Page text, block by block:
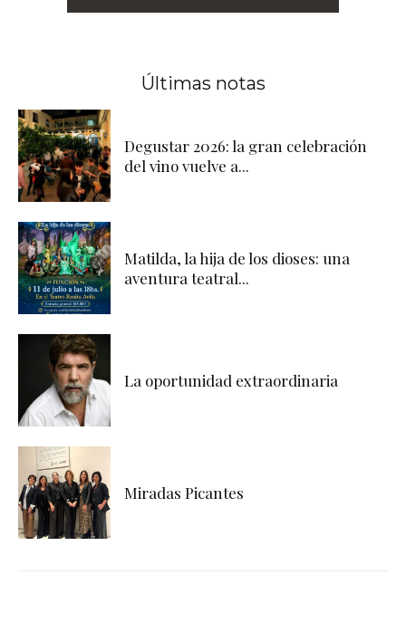
Últimas notas
Degustar 2026: la gran celebración
del vino vuelve a...
Matilda, la hija de los dioses: una
aventura teatral...
La oportunidad extraordinaria
Miradas Picantes